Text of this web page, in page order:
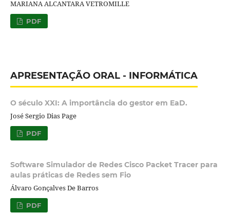
MARIANA ALCANTARA VETROMILLE
PDF
APRESENTAÇÃO ORAL - INFORMÁTICA
O século XXI: A importância do gestor em EaD.
José Sergio Dias Page
PDF
Software Simulador de Redes Cisco Packet Tracer para
aulas práticas de Redes sem Fio
Álvaro Gonçalves De Barros
PDF